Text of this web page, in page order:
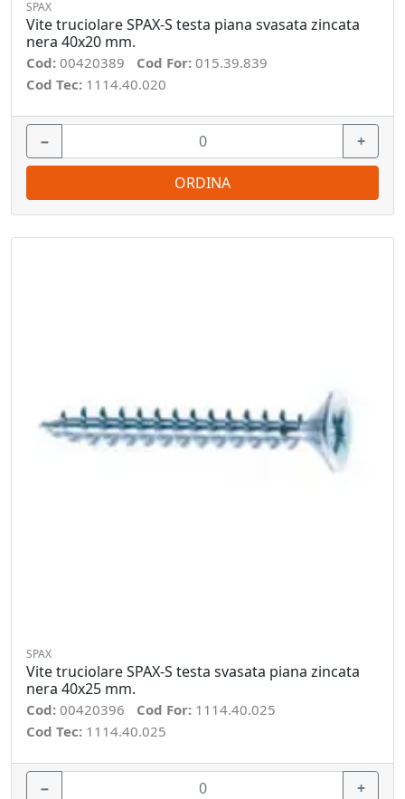
SPAX
Vite truciolare SPAX-S testa piana svasata zincata
nera 40x20 mm.
Cod: 00420389 Cod For: 015.39.839
Cod Tec: 1114.40.020
− +
ORDINA
SPAX
Vite truciolare SPAX-S testa svasata piana zincata
nera 40x25 mm.
Cod: 00420396 Cod For: 1114.40.025
Cod Tec: 1114.40.025
− +